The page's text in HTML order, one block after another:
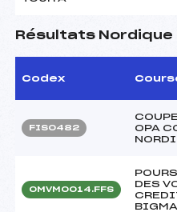
Résultats Nordique
Codex
FIS0482
OPA
OMVM0014.FFS
DES